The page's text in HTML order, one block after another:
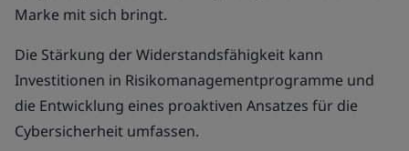
Marke mit sich bringt.
Die Stärkung der Widerstandsfähigkeit kann
Investitionen in Risikomanagementprogramme und
die Entwicklung eines proaktiven Ansatzes für die
Cybersicherheit umfassen.